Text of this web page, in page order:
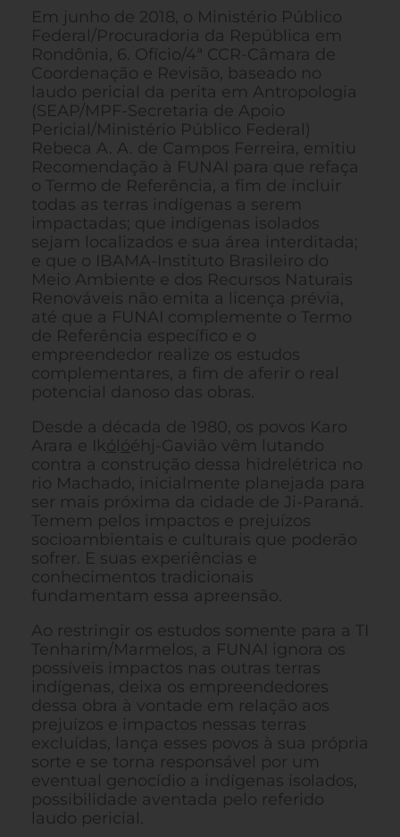
Em junho de 2018, o Ministério Público
Federal/Procuradoria da República em
Rondônia, 6. Ofício/4ª CCR-Câmara de
Coordenação e Revisão, baseado no
laudo pericial da perita em Antropologia
(SEAP/MPF-Secretaria de Apoio
Pericial/Ministério Público Federal)
Rebeca A. A. de Campos Ferreira, emitiu
Recomendação à FUNAI para que refaça
o Termo de Referência, a fim de incluir
todas as terras indígenas a serem
impactadas; que indígenas isolados
sejam localizados e sua área interditada;
e que o IBAMA-Instituto Brasileiro do
Meio Ambiente e dos Recursos Naturais
Renováveis não emita a licença prévia,
até que a FUNAI complemente o Termo
de Referência específico e o
empreendedor realize os estudos
complementares, a fim de aferir o real
potencial danoso das obras.
Desde a década de 1980, os povos Karo
Arara e Ikólóéhj-Gavião vêm lutando
contra a construção dessa hidrelétrica no
rio Machado, inicialmente planejada para
ser mais próxima da cidade de Ji-Paraná.
Temem pelos impactos e prejuízos
socioambientais e culturais que poderão
sofrer. E suas experiências e
conhecimentos tradicionais
fundamentam essa apreensão.
Ao restringir os estudos somente para a TI
Tenharim/Marmelos, a FUNAI ignora os
possíveis impactos nas outras terras
indígenas, deixa os empreendedores
dessa obra à vontade em relação aos
prejuízos e impactos nessas terras
excluídas, lança esses povos à sua própria
sorte e se torna responsável por um
eventual genocídio a indígenas isolados,
possibilidade aventada pelo referido
laudo pericial.